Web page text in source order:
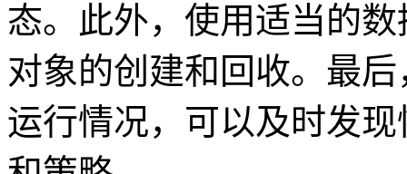
态。此外，使用适当的
对象的创建和回收。最
运行情况，可以及时发